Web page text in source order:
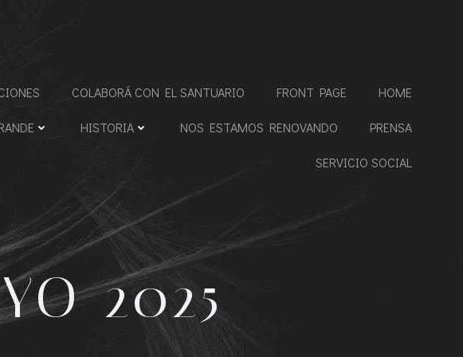
COLABORÁ CON EL SANTUARIO FRONT PAGE HOME
HISTORIA NOS ESTAMOS RENOVANDO PRENSA
SERVICIO SOCIAL
2025